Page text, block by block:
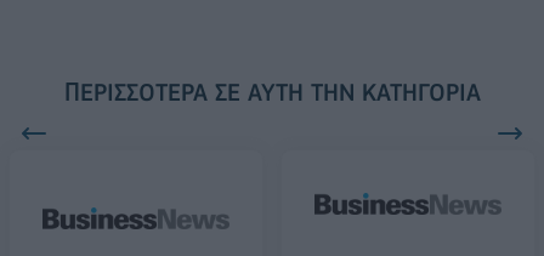
ΠΕΡΙΣΣΌΤΕΡΑ ΣΕ ΑΥΤΉ ΤΗΝ ΚΑΤΗΓΟΡΊΑ